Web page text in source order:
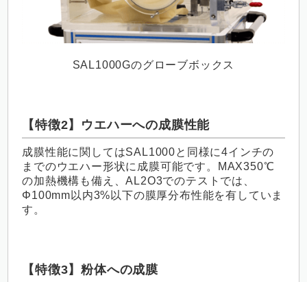
SAL1000Gのグローブボックス
【特徴2】ウエハーへの成膜性能
成膜性能に関してはSAL1000と同様に4インチの
までのウエハー形状に成膜可能です。MAX350℃
の加熱機構も備え、AL2O3でのテストでは、
Φ100mm以内3%以下の膜厚分布性能を有していま
す。
【特徴3】粉体への成膜